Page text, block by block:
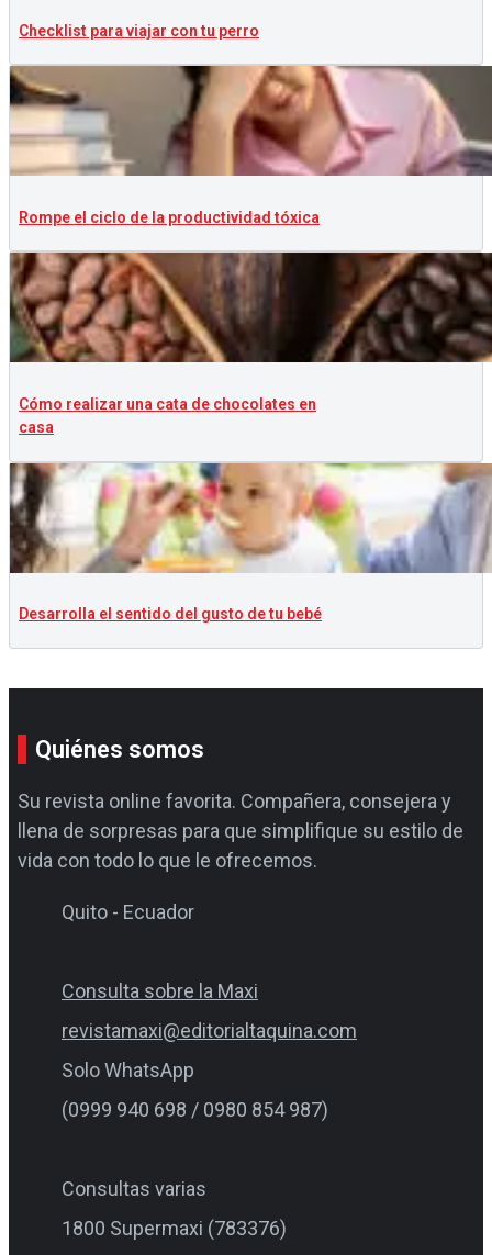
Checklist para viajar con tu perro
Rompe el ciclo de la productividad tóxica
Cómo realizar una cata de chocolates en
casa
Desarrolla el sentido del gusto de tu bebé
Quiénes somos
Su revista online favorita. Compañera, consejera y
llena de sorpresas para que simplifique su estilo de
vida con todo lo que le ofrecemos.
Quito - Ecuador
Consulta sobre la Maxi
revistamaxi@editorialtaquina.com
Solo WhatsApp
(0999 940 698 / 0980 854 987)
Consultas varias
1800 Supermaxi (783376)